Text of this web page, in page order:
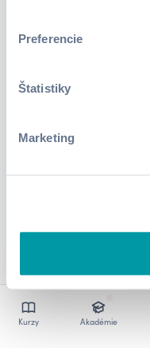
Preferencie
Štatistiky
Marketing
Kurzy Akadémie